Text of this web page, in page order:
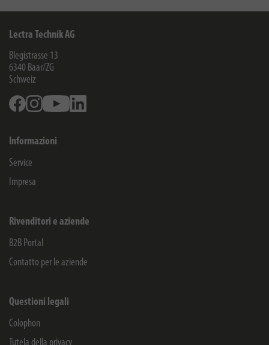
Lectra Technik AG
Blegistrasse 13
6340 Baar/ZG
Schweiz
FacebookInstagramYoutube
Informazioni
Service
Impresa
Rivenditori e aziende
B2B Portal
Contatto per le aziende
Questioni legali
Colophon